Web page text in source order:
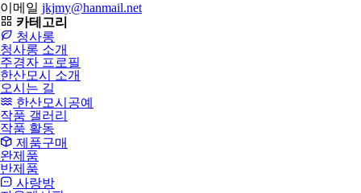
이메일 jkjmy@hanmail.net
카테고리
청사롱
청사롱 소개
주경자 프로필
한산모시 소개
오시는 길
한산모시공예
작품 갤러리
작품 활동
제품구매
완제품
반제품
사랑방